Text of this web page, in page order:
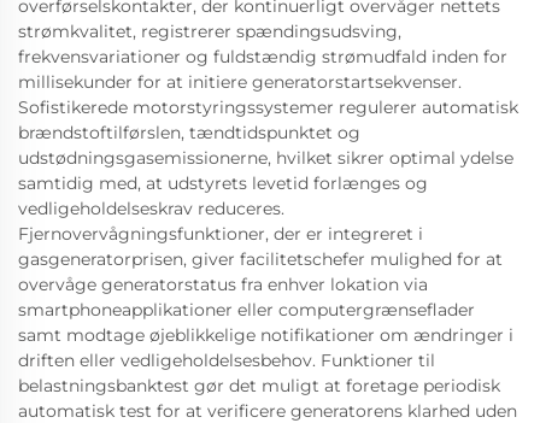
overførselskontakter, der kontinuerligt overvåger nettets
strømkvalitet, registrerer spændingsudsving,
frekvensvariationer og fuldstændig strømudfald inden for
millisekunder for at initiere generatorstartsekvenser.
Sofistikerede motorstyringssystemer regulerer automatisk
brændstoftilførslen, tændtidspunktet og
udstødningsgasemissionerne, hvilket sikrer optimal ydelse
samtidig med, at udstyrets levetid forlænges og
vedligeholdelseskrav reduceres.
Fjernovervågningsfunktioner, der er integreret i
gasgeneratorprisen, giver facilitetschefer mulighed for at
overvåge generatorstatus fra enhver lokation via
smartphoneapplikationer eller computergrænseflader
samt modtage øjeblikkelige notifikationer om ændringer i
driften eller vedligeholdelsesbehov. Funktioner til
belastningsbanktest gør det muligt at foretage periodisk
automatisk test for at verificere generatorens klarhed uden